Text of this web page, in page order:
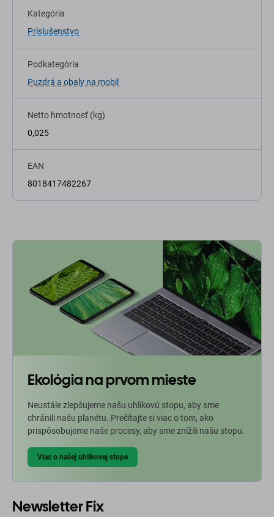
Kategória
Príslušenstvo
Podkategória
Puzdrá a obaly na mobil
Netto hmotnosť (kg)
0,025
EAN
8018417482267
Ekológia na prvom mieste
Neustále zlepšujeme našu uhlíkovú stopu, aby sme
chránili našu planétu. Prečítajte si viac o tom, ako
prispôsobujeme naše procesy, aby sme znížili našu stopu.
Viac o našej uhlíkovej stope
Newsletter Fix